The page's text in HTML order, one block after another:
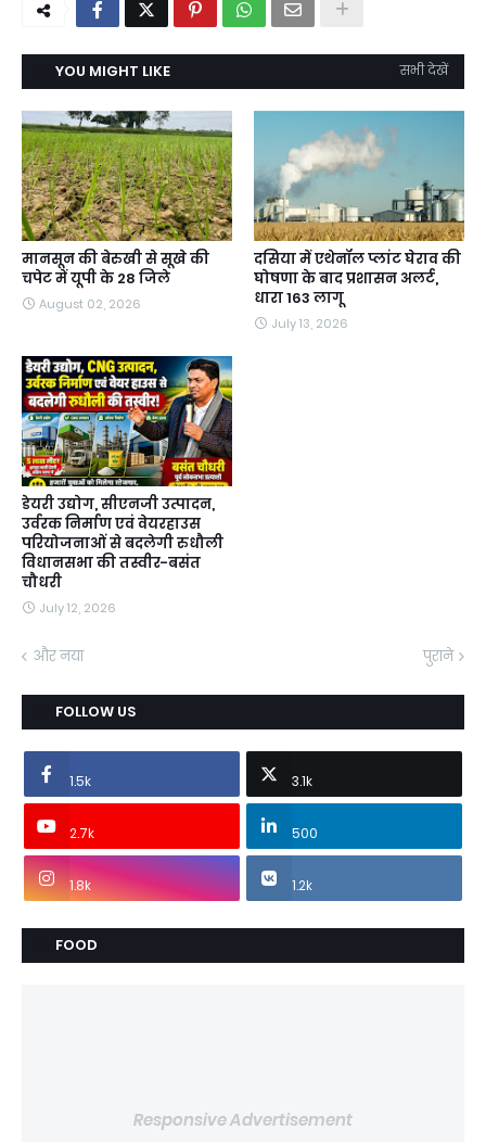
YOU MIGHT LIKE सभी देखें
मानसून की बेरुखी से सूखे की
चपेट में यूपी के 28 जिले
August 02, 2026
दसिया में एथेनॉल प्लांट घेराव की
घोषणा के बाद प्रशासन अलर्ट,
धारा 163 लागू
July 13, 2026
डेयरी उद्योग, सीएनजी उत्पादन,
उर्वरक निर्माण एवं वेयरहाउस
परियोजनाओं से बदलेगी रुधौली
विधानसभा की तस्वीर-बसंत
चौधरी
July 12, 2026
और नया पुराने
FOLLOW US
1.5k 3.1k
2.7k 500
1.8k 1.2k
FOOD
Responsive Advertisement